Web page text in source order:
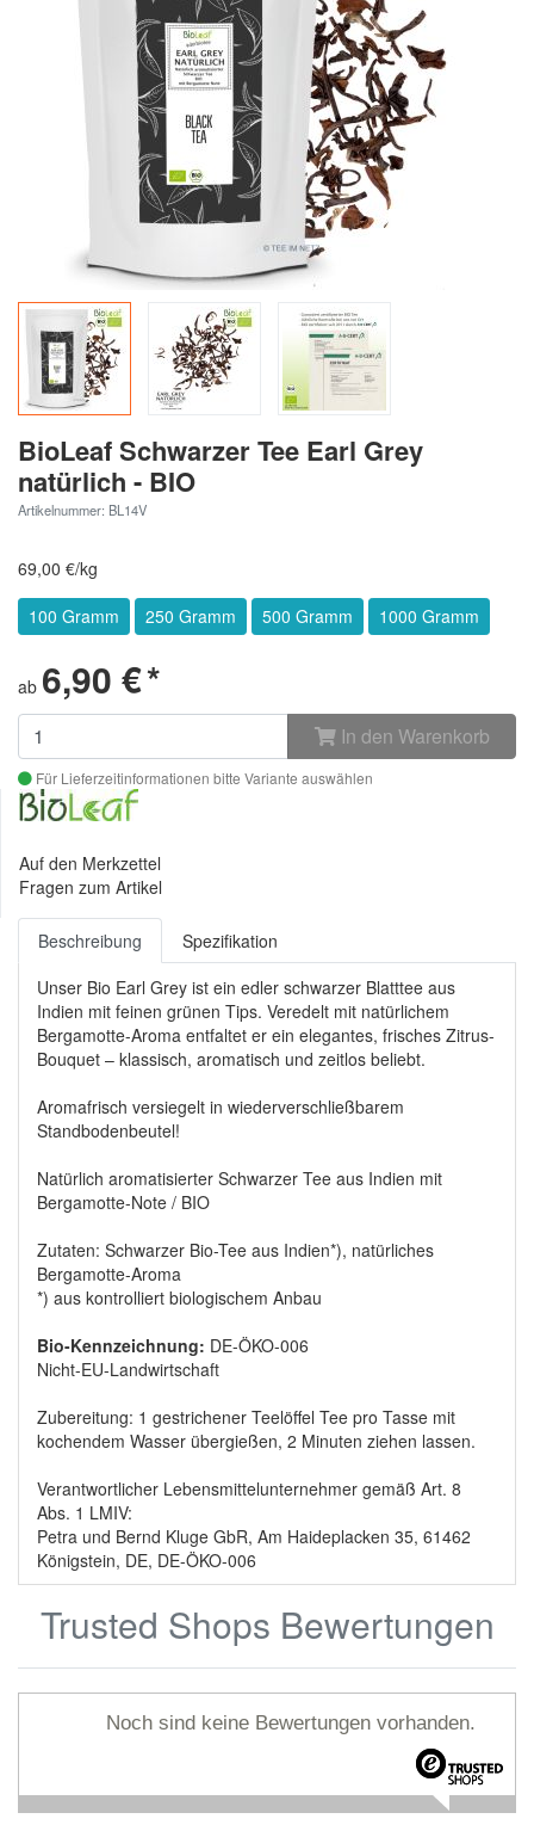
BioLeaf Schwarzer Tee Earl Grey
natürlich - BIO
Artikelnummer: BL14V
69,00 €/kg
100 Gramm
250 Gramm 500 Gramm 1000 Gramm
ab 6,90 €*
In den Warenkorb
Für Lieferzeitinformationen bitte Variante auswählen
Auf den Merkzettel
Fragen zum Artikel
Beschreibung
Spezifikation
Unser Bio Earl Grey ist ein edler schwarzer Blatttee aus
Indien mit feinen grünen Tips. Veredelt mit natürlichem
Bergamotte-Aroma entfaltet er ein elegantes, frisches Zitrus-
Bouquet – klassisch, aromatisch und zeitlos beliebt.
Aromafrisch versiegelt in wiederverschließbarem
Standbodenbeutel!
Natürlich aromatisierter Schwarzer Tee aus Indien mit
Bergamotte-Note / BIO
Zutaten: Schwarzer Bio-Tee aus Indien*), natürliches
Bergamotte-Aroma
*) aus kontrolliert biologischem Anbau
Bio-Kennzeichnung: DE-ÖKO-006
Nicht-EU-Landwirtschaft
Zubereitung: 1 gestrichener Teelöffel Tee pro Tasse mit
kochendem Wasser übergießen, 2 Minuten ziehen lassen.
Verantwortlicher Lebensmittelunternehmer gemäß Art. 8
Abs. 1 LMIV:
Petra und Bernd Kluge GbR, Am Haideplacken 35, 61462
Königstein, DE, DE-ÖKO-006
Trusted Shops Bewertungen
Noch sind keine Bewertungen vorhanden.